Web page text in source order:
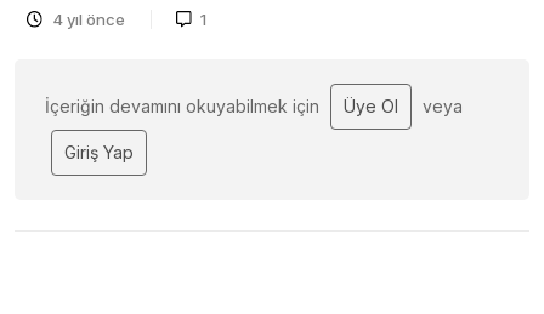
4 yıl önce 1
İçeriğin devamını okuyabilmek için Üye Ol veya
Giriş Yap